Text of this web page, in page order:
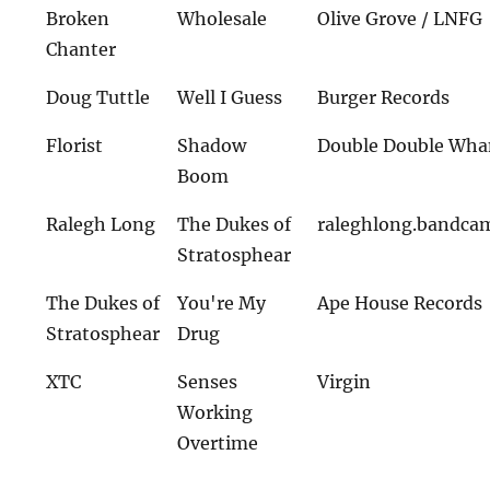
Broken
Chanter
Wholesale Olive Grove / LNFG
Doug Tuttle Well I Guess Burger Records
Florist
Shadow
Boom
Double Double
Ralegh Long
The Dukes of
Stratosphear
The Dukes of
Stratosphear
You're My
Drug
Ape House Records
XTC
Senses
Working
Overtime
Virgin